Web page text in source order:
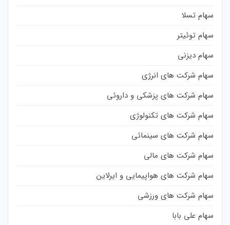
سهام تسلا
سهام توئیتر
سهام دیزنی
سهام شرکت های انرژی
سهام شرکت های پزشکی و داروئی
سهام شرکت های تکنولوژی
سهام شرکت های سینمائی
سهام شرکت های مالی
سهام شرکت های هواپیمایی و ایرلاین
سهام شرکت های ورزشی
سهام علی بابا